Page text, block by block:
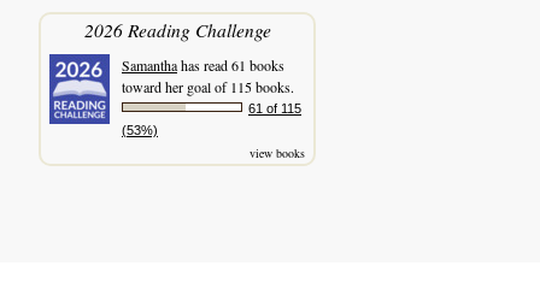
2026 Reading Challenge
Samanthahas read 61 books
toward her goal of 115 books.
61 of 115
(53%)
view books